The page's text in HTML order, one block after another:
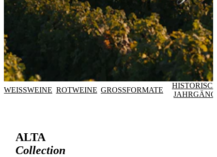
WEISSWEINE ROTWEINE GROSSFORMATE
ALTA
Collection